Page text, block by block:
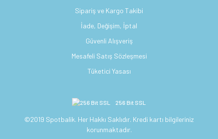
Sipariş ve Kargo Takibi
İade, Değişim, İptal
Güvenli Alışveriş
Mesafeli Satış Sözleşmesi
Tüketici Yasası
256 Bit SSL
©2019 Spotbalik. Her Hakkı Saklıdır. Kredi kartı bilgileriniz
korunmaktadır.